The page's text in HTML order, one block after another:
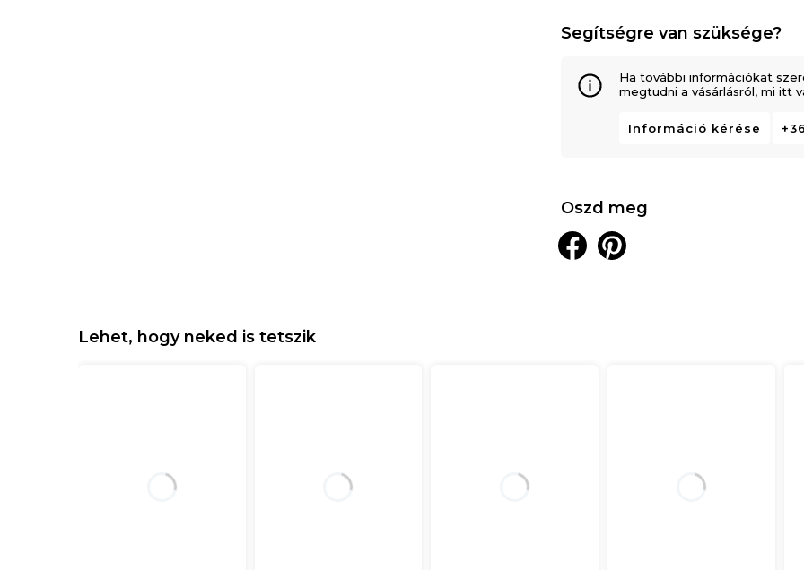
Segítségre van szüksége?
Ha további információkat
megtudni a vásárlásról, mi itt
Információ kérése
Oszd meg
Lehet, hogy neked is tetszik